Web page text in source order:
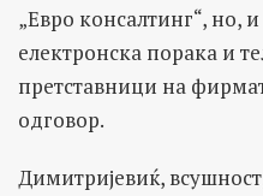
„Евро консалтинг“, но,
електронска порака и
претставници на
одговор.
Димитријевиќ,